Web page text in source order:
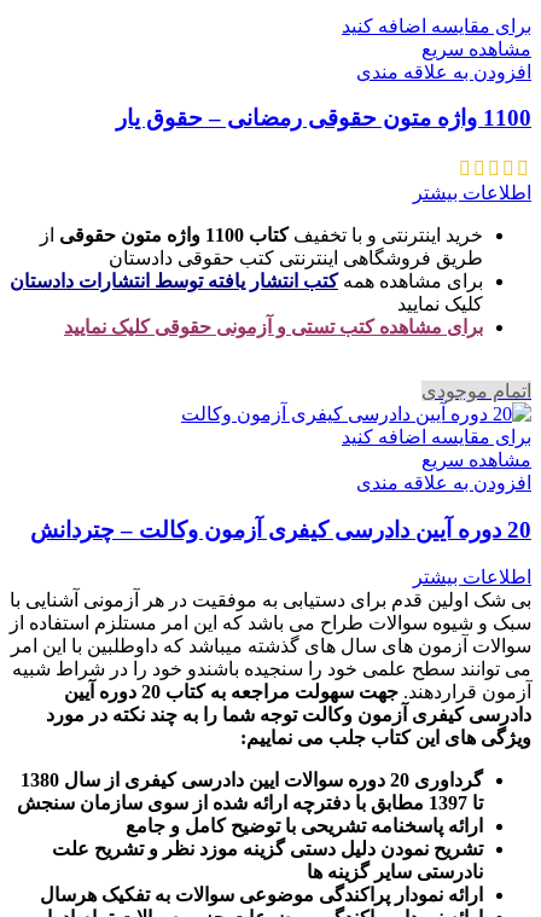
برای مقایسه اضافه کنید
مشاهده سریع
افزودن به علاقه مندی
1100 واژه متون حقوقی رمضانی – حقوق یار
اطلاعات بیشتر
خرید اینترنتی و با تخفیفکتاب 1100 واژه متون حقوقی
از
طریق فروشگاهی اینترنتی کتب حقوقی دادستان
برای مشاهده همهکتب انتشار یافته توسط انتشارات دادستان
کلیک نمایید
برای مشاهده کتب تستی و آزمونی حقوقی کلیک نمایید
اتمام موجودی
برای مقایسه اضافه کنید
مشاهده سریع
افزودن به علاقه مندی
20 دوره آیین دادرسی کیفری آزمون وکالت – چتردانش
اطلاعات بیشتر
بی شک اولین قدم برای دستیابی به موفقیت در هر آزمونی آشنایی با
سبک و شیوه سوالات طراح می باشد که این امر مستلزم استفاده از
سوالات آزمون های سال های گذشته میباشد که داوطلبین با این امر
می توانند سطح علمی خود را سنجیده باشندو خود را در شراط شبیه
آزمون قراردهند.
جهت سهولت مراجعه به کتاب 20 دوره آیین
دادرسی کیفری آزمون وکالت توجه شما را به چند نکته در مورد
ویژگی های این کتاب جلب می نماییم:
گرداوری 20 دوره سوالات ایین دادرسی کیفری از سال 1380
تا 1397 مطابق با دفترچه ارائه شده از سوی سازمان سنجش
ارائه پاسخنامه تشریحی با توضیح کامل و جامع
تشریح نمودن دلیل دستی گزینه موزد نظر و تشریح علت
نادرستی سایر گزینه ها
ارائه نمودار پراکندگی موضوعی سوالات به تفکیک هرسال